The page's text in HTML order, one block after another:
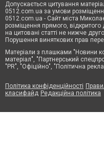
Допускається цитування
0512.com.ua за умови
0512.com.ua - Сайт міста
розміщення прямого,
на цитовані статті не нижче
Порушення виняткових прав
Матеріали з плашками "Новини
матеріал", "Партнерський
"PR", "Офіційно", "Політична
Політика конфіденційності
класифайд Редакційна політика